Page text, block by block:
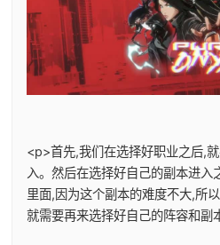
<p>首先,我们在选择好职业之后,
入。然后在选择好自己的副本进入
里面,因为这个副本的难度不大,所
就需要再来选择好自己的阵容和副